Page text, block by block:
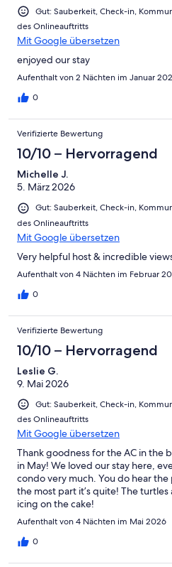
Gut: Sauberkeit, Check-in,
des Onlineauftritts
Mit Google übersetzen
enjoyed our stay
Aufenthalt von 2 Nächten im Januar
0
Verifizierte Bewertung
10/10 – Hervorragend
Michelle J.
5. März 2026
Gut: Sauberkeit, Check-in,
des Onlineauftritts
Mit Google übersetzen
Very helpful host & incredible
Aufenthalt von 4 Nächten im Februar
0
Verifizierte Bewertung
10/10 – Hervorragend
Leslie G.
9. Mai 2026
Gut: Sauberkeit, Check-in,
des Onlineauftritts
Mit Google übersetzen
Thank goodness for the AC in the
in May! We loved our stay here,
condo very much. You do hear
the most part it’s quite! The
icing on the cake!
Aufenthalt von 4 Nächten im Mai 2026
0